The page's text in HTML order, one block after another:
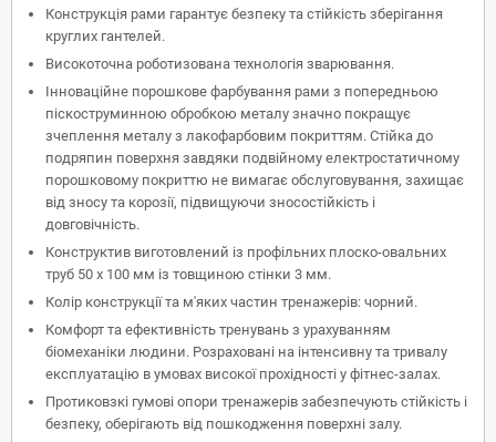
Конструкція рами гарантує безпеку та стійкість зберігання
круглих гантелей.
Високоточна роботизована технологія зварювання.
Інноваційне порошкове фарбування рами з попередньою
піскоструминною обробкою металу значно покращує
зчеплення металу з лакофарбовим покриттям. Стійка до
подряпин поверхня завдяки подвійному електростатичному
порошковому покриттю не вимагає обслуговування, захищає
від зносу та корозії, підвищуючи зносостійкість і
довговічність.
Конструктив виготовлений із профільних плоско-овальних
труб 50 х 100 мм із товщиною стінки 3 мм.
Колір конструкції та м'яких частин тренажерів: чорний.
Комфорт та ефективність тренувань з урахуванням
біомеханіки людини. Розраховані на інтенсивну та тривалу
експлуатацію в умовах високої прохідності у фітнес-залах.
Протиковзкі гумові опори тренажерів забезпечують стійкість і
безпеку, оберігають від пошкодження поверхні залу.